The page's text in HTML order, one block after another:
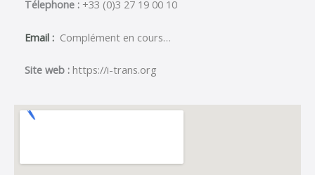
Télephone : +33 (0)3 27 19 00 10
Email : Complément en cours…
Site web : https://i-trans.org